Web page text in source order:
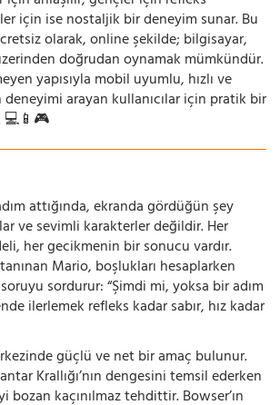
için ise nostaljik bir deneyim sunar. Bu
olarak, online şekilde; bilgisayar,
doğrudan oynamak mümkündür.
yapısıyla mobil uyumlu, hızlı ve
arayan kullanıcılar için pratik bir
💻📱🎮
attığında, ekranda gördüğün şey
ve sevimli karakterler değildir. Her
her gecikmenin bir sonucu vardır.
tanınan Mario, boşlukları hesaplarken
sordurur: “Şimdi mi, yoksa bir adım
ilerlemek refleks kadar sabır, hız kadar
güçlü ve net bir amaç bulunur.
Krallığı’nın dengesini temsil ederken
bozan kaçınılmaz tehdittir. Bowser’ın